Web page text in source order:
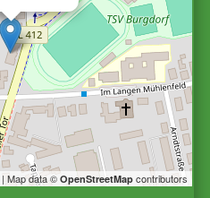
| Map data © OpenStreetMap contributors